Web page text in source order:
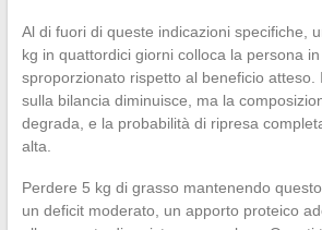
Al di fuori di queste indicazioni specifiche,
kg in quattordici giorni colloca la persona
sproporzionato rispetto al beneficio atteso.
sulla bilancia diminuisce, ma la
degrada, e la probabilità di ripresa
alta.
Perdere 5 kg di grasso mantenendo
un deficit moderato, un apporto proteico